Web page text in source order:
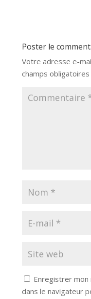
Poster le
Votre adresse e-
champs
Enregistrer mon
dans le navigateur